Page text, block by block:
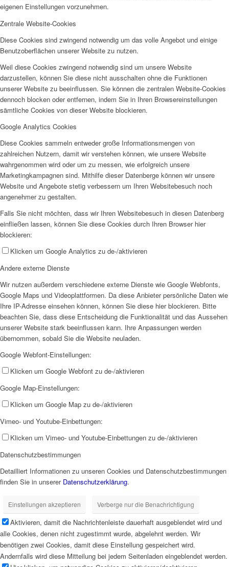
eigenen Einstellungen vorzunehmen.
Zentrale Website-Cookies
Diese Cookies sind zwingend notwendig um das volle Angebot und einige
Benutzoberflächen unserer Website zu nutzen.
Weil diese Cookies zwingend notwendig sind um unsere Website
darzustellen, können Sie diese nicht ausschalten ohne die Funktionen
unserer Website zu beeinflussen. Sie können die zentralen Website-Cookies
dennoch blocken oder entfernen, indem Sie in Ihren Browsereinstellungen
sämtliche Cookies von dieser Website blockieren.
Google Analytics Cookies
Diese Cookies sammeln entweder große Informationsmengen von
zahlreichen Nutzern, damit wir verstehen können, wie unsere Website
wahrgenommen wird oder um zu messen, wie erfolgreich unsere
Marketingkampagnen sind. Mithilfe dieser Datenberge können wir unsere
Website und Angebote stetig verbessern um Ihren Websitebesuch noch
angenehmer zu gestalten.
Falls Sie nicht möchten, dass wir Ihren Websitebesuch in diesen Datenberg
einfließen lassen, können Sie diese Cookies durch Ihren Browser hier
blockieren:
Klicken um Google Analytics zu de-/aktivieren
Andere externe Dienste
Wir nutzen außerdem verschiedene externe Dienste wie Google Webfonts,
Google Maps und Videoplattformen. Da diese Anbieter persönliche Daten wie
Ihre IP-Adresse einsehen können, können Sie diese hier blockieren. Bitte
beachten Sie, dass diese Entscheidung die Funktionalität und das Aussehen
unserer Website stark beeinflussen kann. Ihre Anpassungen werden
übernommen, sobald Sie die Website neuladen.
Google Webfont-Einstellungen:
Klicken um Google Webfont zu de-/aktivieren
Google Map-Einstellungen:
Klicken um Google Map zu de-/aktivieren
Vimeo- und Youtube-Einbettungen:
Klicken um Vimeo- und Youtube-Einbettungen zu de-/aktivieren
Datenschutzbestimmungen
Detailliert Informationen zu unseren Cookies und Datenschutzbestimmungen
finden Sie in unserer Datenschutzerklärung.
Einstellungen akzeptieren Verberge nur die Benachrichtigung
Aktivieren, damit die Nachrichtenleiste dauerhaft ausgeblendet wird und
alle Cookies, denen nicht zugestimmt wurde, abgelehnt werden. Wir
benötigen zwei Cookies, damit diese Einstellung gespeichert wird.
Andernfalls wird diese Mitteilung bei jedem Seitenladen eingeblendet werden.